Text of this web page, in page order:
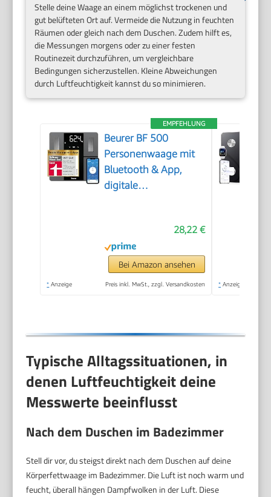
Stelle deine Waage an einem möglichst trockenen und
gut belüfteten Ort auf. Vermeide die Nutzung in feuchten
Räumen oder gleich nach dem Duschen. Zudem hilft es,
die Messungen morgens oder zu einer festen
Routinezeit durchzuführen, um vergleichbare
Bedingungen sicherzustellen. Kleine Abweichungen
durch Luftfeuchtigkeit kannst du so minimieren.
EMPFEHLUNG
Beurer BF 500
Personenwaage mit
Bluetooth & App,
digitale
Muskelanteil,
Kalorienbedarf etc.,
XL-Display,
28,22 €
Bei Amazon ansehen
* Anzeige Preis inkl. MwSt., zzgl. Versandkosten * Anzeige
Typische Alltagssituationen, in
denen Luftfeuchtigkeit deine
Messwerte beeinflusst
Nach dem Duschen im Badezimmer
Stell dir vor, du steigst direkt nach dem Duschen auf deine
Körperfettwaage im Badezimmer. Die Luft ist noch warm und
feucht, überall hängen Dampfwolken in der Luft. Diese